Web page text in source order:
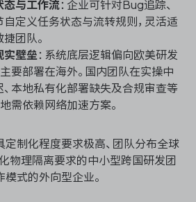
态与工作流 ：企业可针对Bug追踪、
定义任务状态与流转规则，灵活适
团队。
实壁垒 ：系统底层逻辑偏向欧美研发
要部署在海外。国内团队在实操中
本地私有化部署缺失及合规审查等
需依赖网络加速方案。
定制化程度要求极高、团队分布全球
物理隔离要求的中小型跨国研发团
模式的外向型企业。